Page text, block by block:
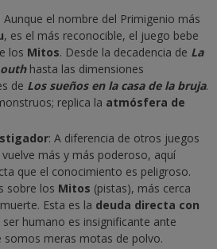
: Aunque el nombre del Primigenio más
, es el más reconocible, el juego bebe
los Mitos. Desde la decadencia de La
hasta las dimensiones
de Los sueños en la casa de la bruja.
replica la atmósfera de
: A diferencia de otros juegos
más y más poderoso, aquí
que el conocimiento es peligroso.
sobre los Mitos (pistas), más cerca
Esta es la deuda directa con
ser humano es insignificante ante
somos meras motas de polvo.